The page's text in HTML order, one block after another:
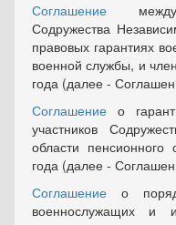
Соглашение между
Содружества
правовых гарантиях
военной службы, и
года (далее -
Соглашение о
участников
области
года (далее -
Соглашение о
военнослужащих и